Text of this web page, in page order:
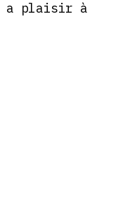
a plaisir à